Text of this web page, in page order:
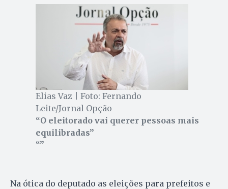
Elias Vaz | Foto: Fernando
Leite/Jornal Opção
“O eleitorado vai querer pessoas mais
equilibradas”
Na ótica do deputado as eleições para prefeitos e